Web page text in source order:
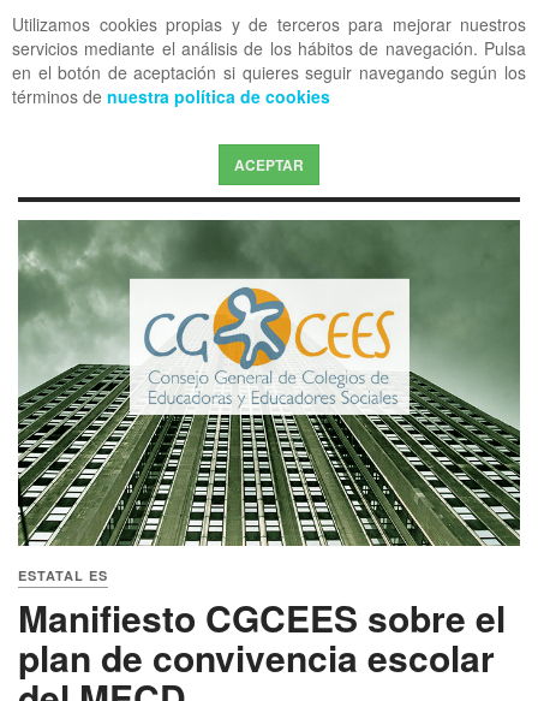
Utilizamos cookies propias y de terceros para mejorar nuestros
servicios mediante el análisis de los hábitos de navegación. Pulsa
en el botón de aceptación si quieres seguir navegando según los
términos de nuestra política de cookies
ACEPTAR
OFF CANVAS
ESTATAL ES
Manifiesto CGCEES sobre el
plan de convivencia escolar